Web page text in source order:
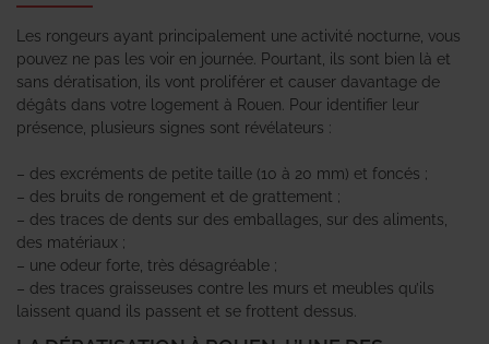
Les rongeurs ayant principalement une activité nocturne, vous
pouvez ne pas les voir en journée. Pourtant, ils sont bien là et
sans dératisation, ils vont proliférer et causer davantage de
dégâts dans votre logement à Rouen. Pour identifier leur
présence, plusieurs signes sont révélateurs :
– des excréments de petite taille (10 à 20 mm) et foncés ;
– des bruits de rongement et de grattement ;
– des traces de dents sur des emballages, sur des aliments,
des matériaux ;
– une odeur forte, très désagréable ;
– des traces graisseuses contre les murs et meubles qu’ils
laissent quand ils passent et se frottent dessus.